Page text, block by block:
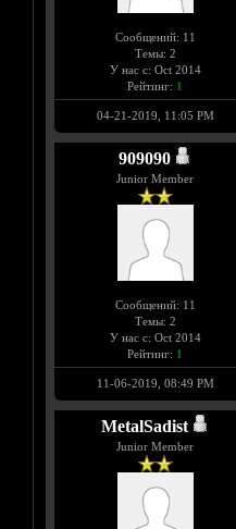
Сообщений: 11
Темы: 2
У нас с: Oct 2014
Рейтинг: 1
04-21-2019, 11:05 PM
909090
Junior Member
Сообщений: 11
Темы: 2
У нас с: Oct 2014
Рейтинг: 1
11-06-2019, 08:49 PM
MetalSadist
Junior Member